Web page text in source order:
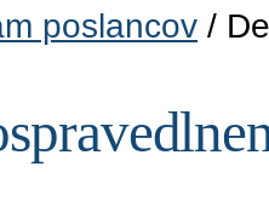
poslancov